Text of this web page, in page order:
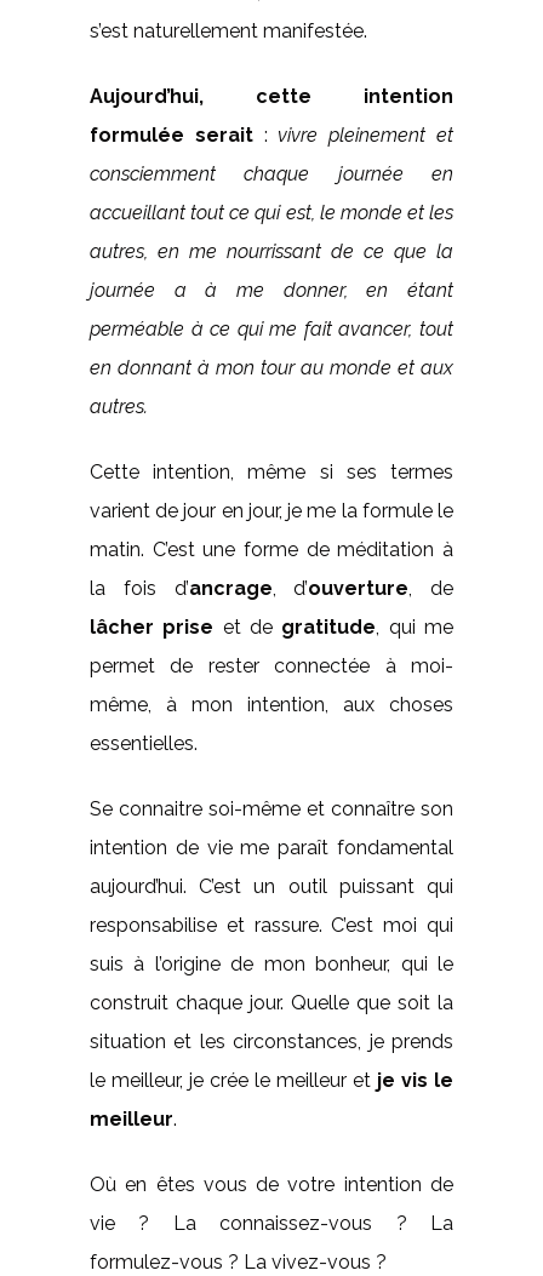
s’est naturellement manifestée.
Aujourd’hui, cette intention
formulée serait: vivre pleinement et
consciemment chaque journée en
accueillant tout ce qui est, le monde et les
autres, en me nourrissant de ce que la
journée a à me donner, en étant
perméable à ce qui me fait avancer, tout
en donnant à mon tour au monde et aux
autres.
Cette intention, même si ses termes
varient de jour en jour, je me la formule le
matin. C’est une forme de méditation à
la fois d’ancrage, d’ouverture, de
lâcher prise et de gratitude, qui me
permet de rester connectée à moi-
même, à mon intention, aux choses
essentielles.
Se connaitre soi-même et connaître son
intention de vie me paraît fondamental
aujourd’hui. C’est un outil puissant qui
responsabilise et rassure. C’est moi qui
suis à l’origine de mon bonheur, qui le
construit chaque jour. Quelle que soit la
situation et les circonstances, je prends
le meilleur, je crée le meilleur et je vis le
meilleur.
Où en êtes vous de votre intention de
vie ? La connaissez-vous ? La
formulez-vous ? La vivez-vous ?